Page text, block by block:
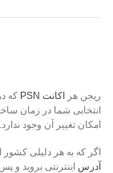
ریجن هر اکانت PSN که در
انتخابی شما در زمان
امکان تغییر آن وجود ندارد.
اگر که به هر دلیلی کشور
آدرس